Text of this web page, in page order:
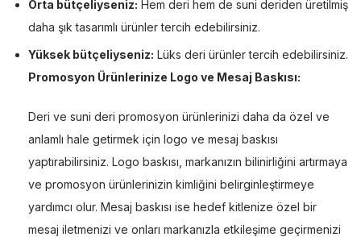
Orta bütçeliyseniz: Hem deri hem de suni deriden üretilmiş
daha şık tasarımlı ürünler tercih edebilirsiniz.
Yüksek bütçeliyseniz: Lüks deri ürünler tercih edebilirsiniz.
Promosyon Ürünlerinize Logo ve Mesaj Baskısı:
Deri ve suni deri promosyon ürünlerinizi daha da özel ve
anlamlı hale getirmek için logo ve mesaj baskısı
yaptırabilirsiniz. Logo baskısı, markanızın bilinirliğini artırmaya
ve promosyon ürünlerinizin kimliğini belirginleştirmeye
yardımcı olur. Mesaj baskısı ise hedef kitlenize özel bir
mesaj iletmenizi ve onları markanızla etkileşime geçirmenizi